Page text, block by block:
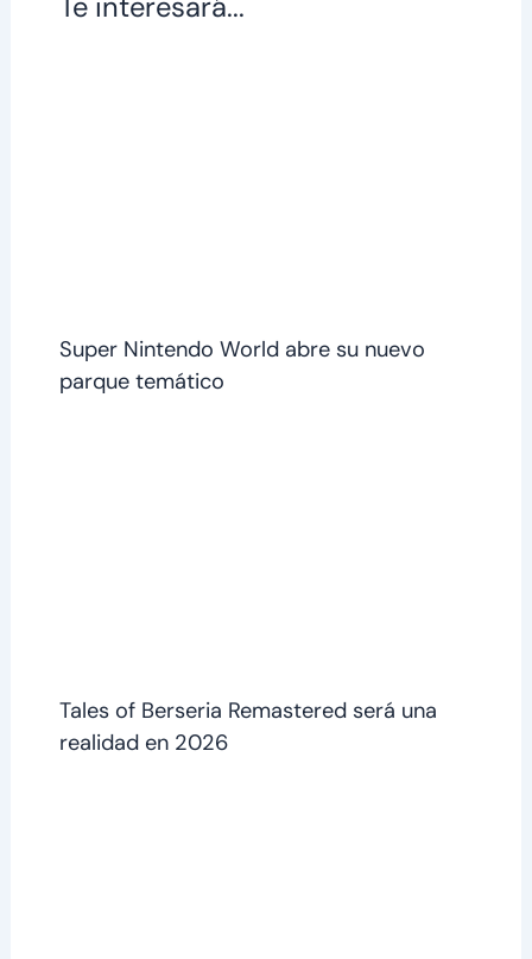
Super Nintendo World abre su nuevo
parque temático
Tales of Berseria Remastered será una
realidad en 2026